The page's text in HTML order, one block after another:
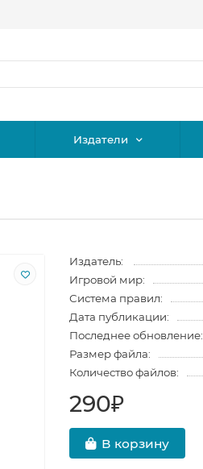
Издатели
Издатель:
Игровой мир:
Система правил:
Дата публикации:
Последнее обновление:
Размер файла:
Количество файлов:
290₽
В корзину